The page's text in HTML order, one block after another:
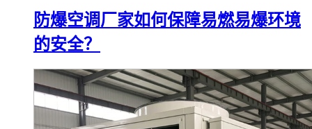
防爆空调厂家如何保障易燃易爆环境
的安全？